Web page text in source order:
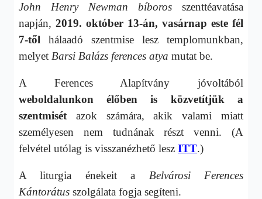
John Henry Newman bíborosszenttéavatása
napján,2019. október 13-án, vasárnap este fél
7-től hálaadó szentmise lesz templomunkban,
melyet Barsi Balázs ferences atya mutat be.
A Ferences Alapítvány jóvoltából
weboldalunkon élőben is közvetítjük a
szentmisét azok számára, akik valami miatt
személyesen nem tudnának részt venni. (A
felvétel utólag is visszanézhető leszITT.)
A liturgia énekeit a Belvárosi Ferences
Kántorátusszolgálata fogja segíteni.